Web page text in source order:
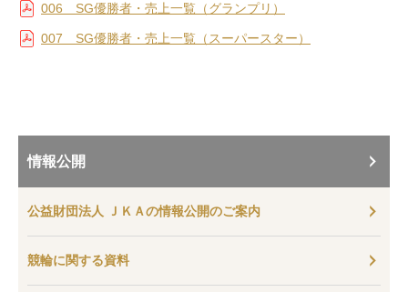
006 SG優勝者・売上一覧（グランプリ）
007 SG優勝者・売上一覧（スーパースター）
情報公開
公益財団法人 ＪＫＡの情報公開のご案内
競輪に関する資料